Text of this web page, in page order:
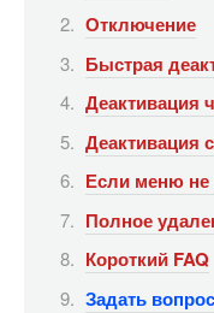
Отключение
Быстрая
Деактивация
Деактивация
Если меню не
Полное
Короткий FAQ
Задать